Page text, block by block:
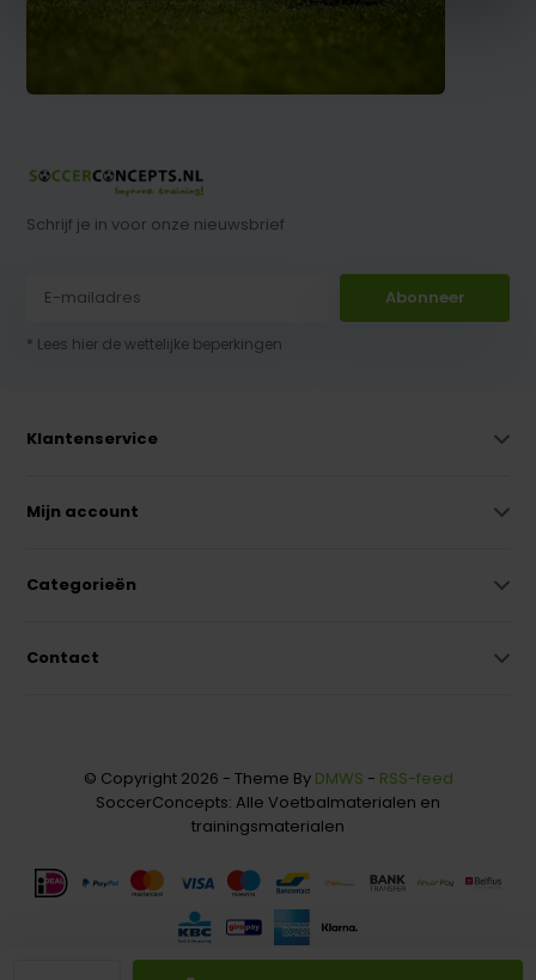
Schrijf je in voor onze nieuwsbrief
Abonneer
* Lees hier de wettelijke beperkingen
Klantenservice
Mijn account
Categorieën
Contact
© Copyright 2026 - Theme By DMWS - RSS-feed
SoccerConcepts: Alle Voetbalmaterialen en
trainingsmaterialen